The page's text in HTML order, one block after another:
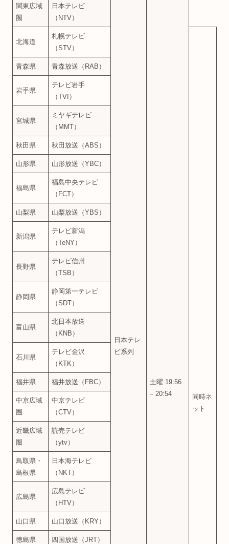
関東広域
圏
日本テレビ
（NTV）
日本テレ
ビ系列
土曜 19:56
– 20:54
北海道
札幌テレビ
（STV）
同時ネ
ット
青森県 青森放送（RAB）
岩手県
テレビ岩手
（TVI）
宮城県
ミヤギテレビ
（MMT）
秋田県 秋田放送（ABS）
山形県 山形放送（YBC）
福島県
福島中央テレビ
（FCT）
山梨県 山梨放送（YBS）
新潟県
テレビ新潟
（TeNY）
長野県
テレビ信州
（TSB）
静岡県
静岡第一テレビ
（SDT）
富山県
北日本放送
（KNB）
石川県
テレビ金沢
（KTK）
福井県 福井放送（FBC）
中京広域
圏
中京テレビ
（CTV）
近畿広域
圏
読売テレビ
（ytv）
鳥取県・
島根県
日本海テレビ
（NKT）
広島県
広島テレビ
（HTV）
山口県 山口放送（KRY）
徳島県 四国放送（JRT）